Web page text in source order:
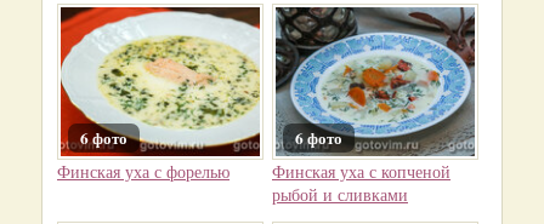
6 фото
Финская уха с форелью
6 фото
Финская уха с копченой
рыбой и сливками